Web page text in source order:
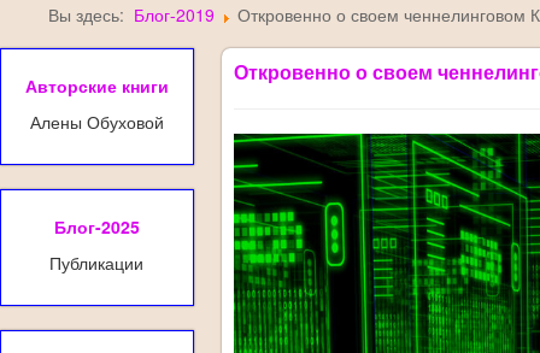
Вы здесь: Блог-2019 Откровенно о своем ченнелинговом
Авторские книги
Алены Обуховой
Блог-2025
Публикации
Откровенно о своем